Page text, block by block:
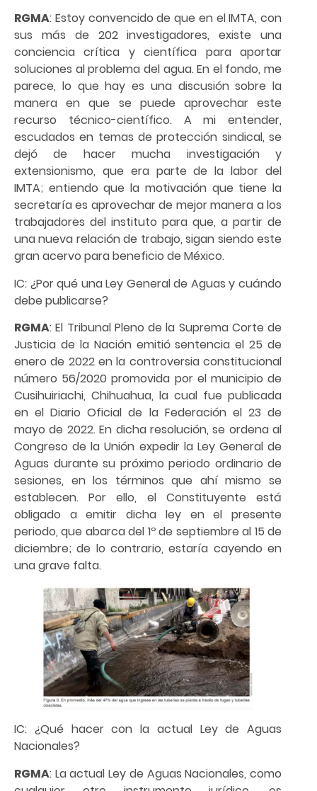
RGMA: Estoy convencido de que en el IMTA, con
sus más de 202 investigadores, existe una
conciencia crítica y científica para aportar
soluciones al problema del agua. En el fondo, me
parece, lo que hay es una discusión sobre la
manera en que se puede aprovechar este
recurso técnico-científico. A mi entender,
escudados en temas de protección sindical, se
dejó de hacer mucha investigación y
extensionismo, que era parte de la labor del
IMTA; entiendo que la motivación que tiene la
secretaría es aprovechar de mejor manera a los
trabajadores del instituto para que, a partir de
una nueva relación de trabajo, sigan siendo este
gran acervo para beneficio de México.
IC: ¿Por qué una Ley General de Aguas y cuándo
debe publicarse?
RGMA: El Tribunal Pleno de la Suprema Corte de
Justicia de la Nación emitió sentencia el 25 de
enero de 2022 en la controversia constitucional
número 56/2020 promovida por el municipio de
Cusihuiriachi, Chihuahua, la cual fue publicada
en el Diario Oficial de la Federación el 23 de
mayo de 2022. En dicha resolución, se ordena al
Congreso de la Unión expedir la Ley General de
Aguas durante su próximo periodo ordinario de
sesiones, en los términos que ahí mismo se
establecen. Por ello, el Constituyente está
obligado a emitir dicha ley en el presente
periodo, que abarca del 1º de septiembre al 15 de
diciembre; de lo contrario, estaría cayendo en
una grave falta.
IC: ¿Qué hacer con la actual Ley de Aguas
Nacionales?
RGMA: La actual Ley de Aguas Nacionales, como